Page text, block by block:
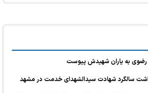
رضوی به یاران شهیدش پیوست
سالگرد شهادت سیدالشهدای خدمت در مشهد